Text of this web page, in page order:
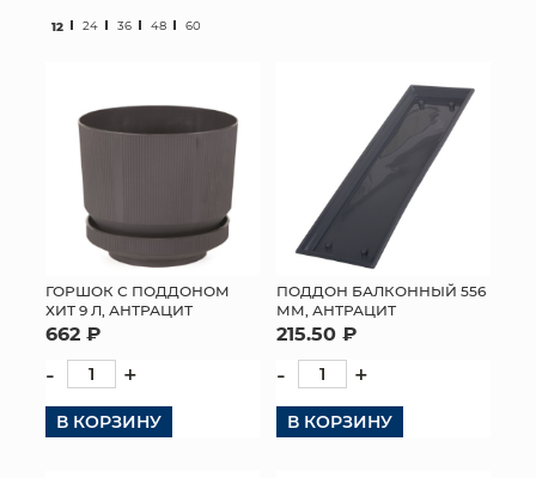
ИСКУССТВЕННЫЕ ЦВЕТЫ
ПАКЕТЫ И СУМКИ
ПОДАРОЧНЫЕ КАРТЫ
ТОРГОВЫЙ ЦЕНТР
12 24 36 48 60
ГОРШОК С ПОДДОНОМ
ХИТ 9 Л, АНТРАЦИТ
662 ₽
- +
В КОРЗИНУ
ПОДДОН БАЛКОННЫЙ 556
ММ, АНТРАЦИТ
215.50 ₽
- +
В КОРЗИНУ